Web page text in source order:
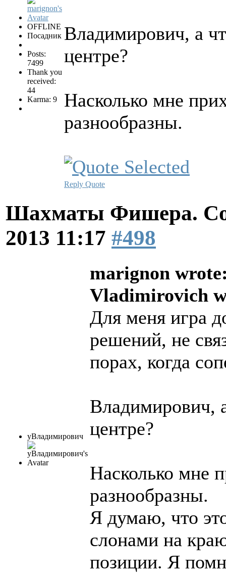
OFFLINE
Посадник
Posts:
7499
Thank you
received:
44
Karma: 9
Владимирович, а
центре?
Насколько мне
разнообразны.
Reply Quote
Шахматы Фишера.
2013 11:17 #498
уВладимирович
marignon
Vladimirovich
Для меня игра
решений, не
порах, когда
Владимирович,
центре?
Насколько мне
разнообразны.
Я думаю, что
слонами на
позиции. Я